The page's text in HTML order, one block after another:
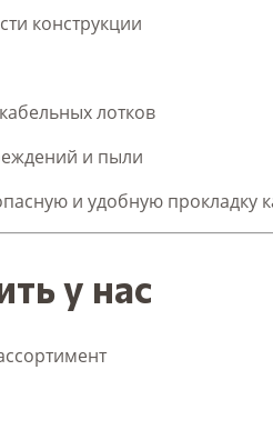
конструкции
лотков
и пыли
и удобную прокладку
у нас